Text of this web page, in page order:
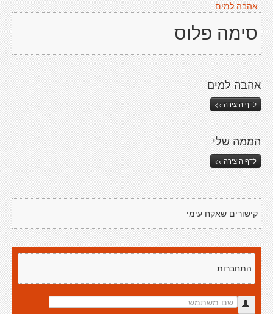
אהבה למים
סימה פלוס
אהבה למים
לדף היצירה >>
הממה שלי
לדף היצירה >>
קישורים שאקח עימי
התחברות